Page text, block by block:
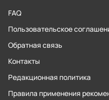
FAQ
Пользовательское
Обратная связь
Контакты
Редакционная политика
Правила применения